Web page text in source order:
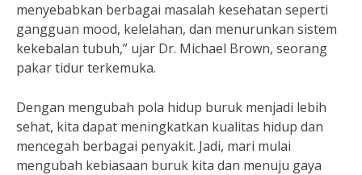
menyebabkan berbagai masalah kesehatan seperti
gangguan mood, kelelahan, dan menurunkan sistem
kekebalan tubuh,” ujar Dr. Michael Brown, seorang
pakar tidur terkemuka.
Dengan mengubah pola hidup buruk menjadi lebih
sehat, kita dapat meningkatkan kualitas hidup dan
mencegah berbagai penyakit. Jadi, mari mulai
mengubah kebiasaan buruk kita dan menuju gaya